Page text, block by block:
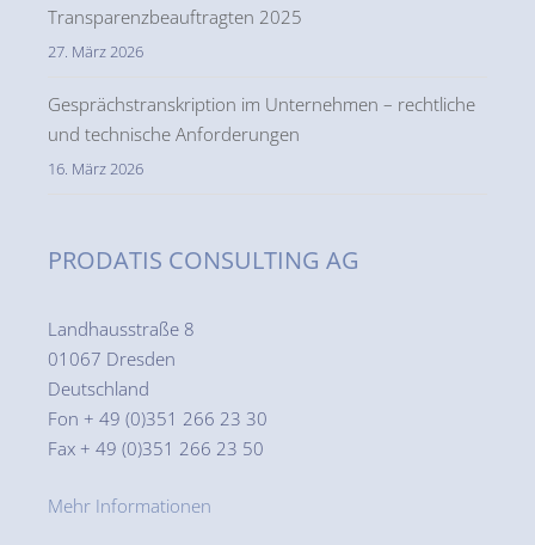
Transparenzbeauftragten 2025
27. März 2026
Gesprächstranskription im Unternehmen – rechtliche
und technische Anforderungen
16. März 2026
PRODATIS CONSULTING AG
Landhausstraße 8
01067 Dresden
Deutschland
Fon + 49 (0)351 266 23 30
Fax + 49 (0)351 266 23 50
Mehr Informationen